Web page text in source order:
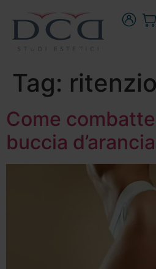
Tag:
Come
buccia d’arancia